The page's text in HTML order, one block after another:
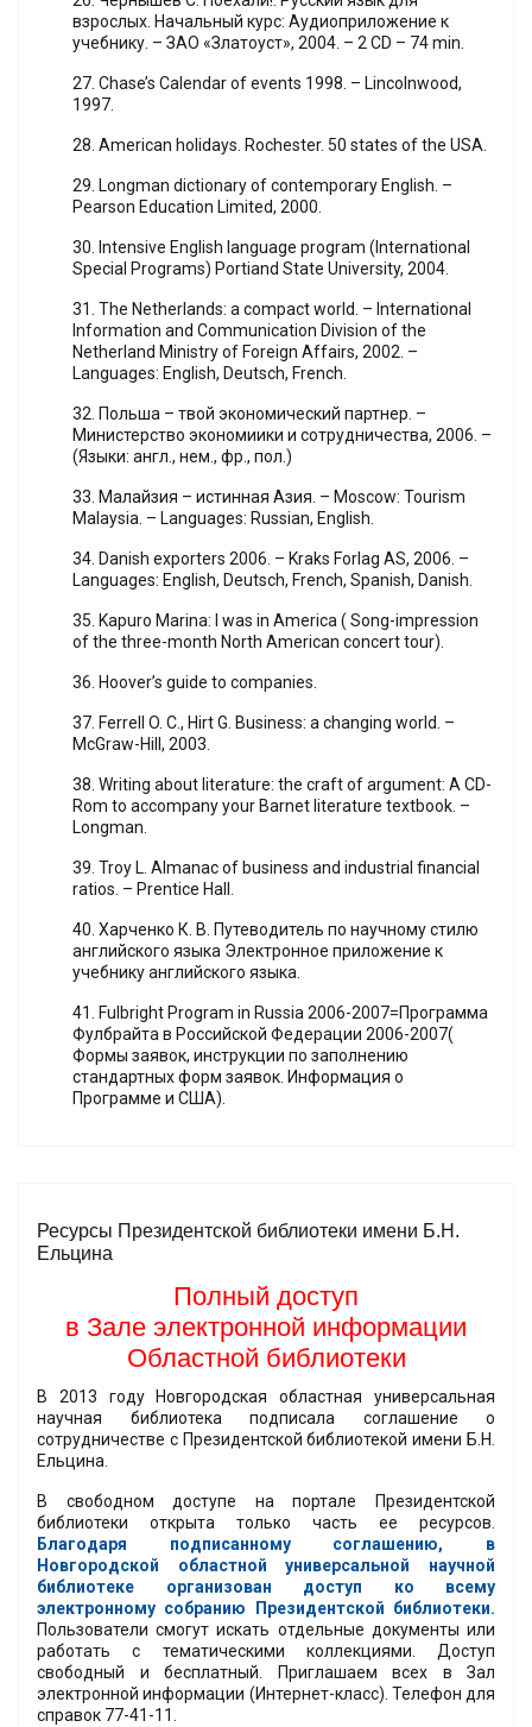
взрослых. Начальный курс: Аудиоприложение к
учебнику. – ЗАО «Златоуст», 2004. – 2 CD – 74 min.
27. Chase’s Calendar of events 1998. – Lincolnwood,
1997.
28. American holidays. Rochester. 50 states of the USA.
29. Longman dictionary of contemporary English. –
Pearson Education Limited, 2000.
30. Intensive English language program (International
Special Programs) Portiand State University, 2004.
31. The Netherlands: a compact world. – International
Information and Communication Division of the
Netherland Ministry of Foreign Affairs, 2002. –
Languages: English, Deutsch, French.
32. Польша – твой экономический партнер. –
Министерство экономиики и сотрудничества, 2006. –
(Языки: англ., нем., фр., пол.)
33. Малайзия – истинная Азия. – Moscow: Tourism
Malaysia. – Languages: Russian, English.
34. Danish exporters 2006. – Kraks Forlag AS, 2006. –
Languages: English, Deutsch, French, Spanish, Danish.
35. Kapuro Marina: I was in America ( Song-impression
of the three-month North American concert tour).
36. Hoover’s guide to companies.
37. Ferrell O. C., Hirt G. Business: a changing world. –
McGraw-Hill, 2003.
38. Writing about literature: the craft of argument: A CD-
Rom to accompany your Barnet literature textbook. –
Longman.
39. Troy L. Almanac of business and industrial financial
ratios. – Prentice Hall.
40. Харченко К. В. Путеводитель по научному стилю
английского языка Электронное приложение к
учебнику английского языка.
41. Fulbright Program in Russia 2006-2007=Программа
Фулбрайта в Российской Федерации 2006-2007(
Формы заявок, инструкции по заполнению
стандартных форм заявок. Информация о
Программе и США).
Ресурсы Президентской библиотеки имени Б.Н.
Ельцина
Полный доступ
в Зале электронной информации
Областной библиотеки
В 2013 году Новгородская областная универсальная
научная библиотека подписала соглашение о
сотрудничестве с Президентской библиотекой имени Б.Н.
Ельцина.
В свободном доступе на портале Президентской
библиотеки открыта только часть ее ресурсов.
Благодаря подписанному соглашению, в
Новгородской областной универсальной научной
библиотеке организован доступ ко всему
электронному собранию Президентской библиотеки.
Пользователи смогут искать отдельные документы или
работать с тематическими коллекциями. Доступ
свободный и бесплатный. Приглашаем всех в Зал
электронной информации (Интернет-класс). Телефон для
справок 77-41-11.